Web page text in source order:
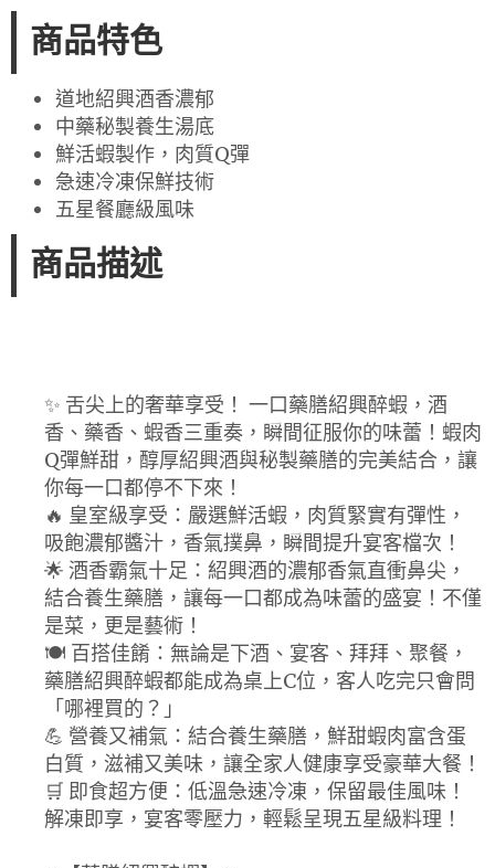
商品特色
道地紹興酒香濃郁
中藥秘製養生湯底
鮮活蝦製作，肉質Q彈
急速冷凍保鮮技術
五星餐廳級風味
商品描述
✨ 舌尖上的奢華享受！ 一口藥膳紹興醉蝦，酒
香、藥香、蝦香三重奏，瞬間征服你的味蕾！蝦肉
Q彈鮮甜，醇厚紹興酒與秘製藥膳的完美結合，讓
你每一口都停不下來！
🔥 皇室級享受：嚴選鮮活蝦，肉質緊實有彈性，
吸飽濃郁醬汁，香氣撲鼻，瞬間提升宴客檔次！
🌟 酒香霸氣十足：紹興酒的濃郁香氣直衝鼻尖，
結合養生藥膳，讓每一口都成為味蕾的盛宴！不僅
是菜，更是藝術！
🍽️ 百搭佳餚：無論是下酒、宴客、拜拜、聚餐，
藥膳紹興醉蝦都能成為桌上C位，客人吃完只會問
「哪裡買的？」
💪 營養又補氣：結合養生藥膳，鮮甜蝦肉富含蛋
白質，滋補又美味，讓全家人健康享受豪華大餐！
🛒 即食超方便：低溫急速冷凍，保留最佳風味！
解凍即享，宴客零壓力，輕鬆呈現五星級料理！